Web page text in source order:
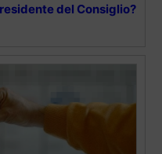
del Consiglio?